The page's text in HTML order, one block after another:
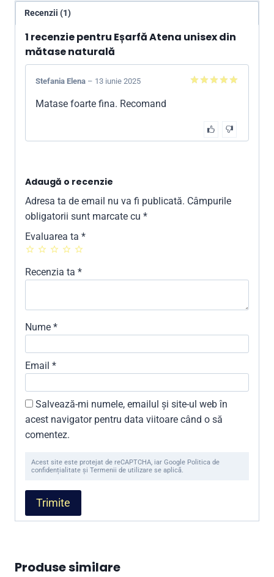
Recenzii (1)
1 recenzie pentru Eșarfă Atena unisex din
mătase naturală
Stefania Elena – 13 iunie 2025
Matase foarte fina. Recomand
Adaugă o recenzie
Adresa ta de email nu va fi publicată. Câmpurile
obligatorii sunt marcate cu *
Evaluarea ta *
Recenzia ta *
Nume *
Email *
Salvează-mi numele, emailul și site-ul web în
acest navigator pentru data viitoare când o să
comentez.
Acest site este protejat de reCAPTCHA, iar Google Politica de
confidențialitate și Termenii de utilizare se aplică.
Produse similare